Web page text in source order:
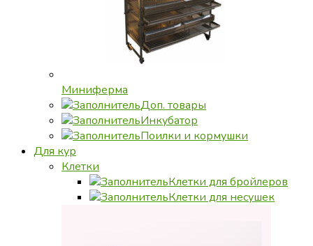
Миниферма
Доп. товары
Инкубатор
Поилки и кормушки
Для кур
Клетки
Клетки для бройлеров
Клетки для несушек